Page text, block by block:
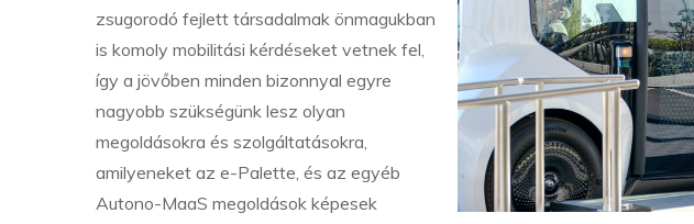
zsugorodó fejlett társadalmak önmagukban
is komoly mobilitási kérdéseket vetnek fel,
így a jövőben minden bizonnyal egyre
nagyobb szükségünk lesz olyan
megoldásokra és szolgáltatásokra,
amilyeneket az e-Palette, és az egyéb
Autono-MaaS megoldások képesek